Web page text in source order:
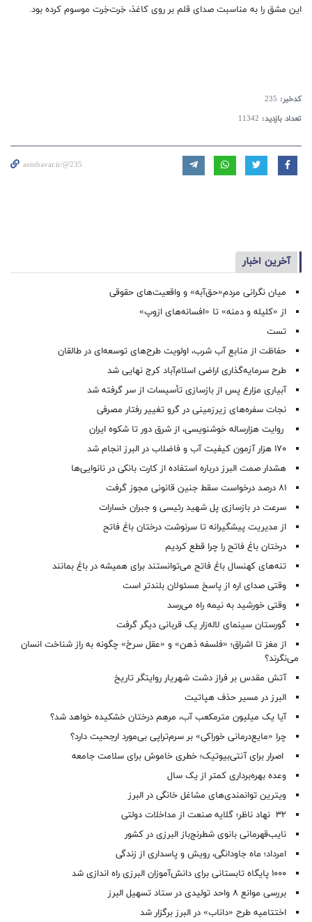
این مشق را به مناسبت صدای قلم بر روی کاغذ، خِرت‌خِرت موسوم کرده بود.
کدخبر: 235
تعداد بازدید: 11342
aeinbavar.ir/@235
آخرین اخبار
میان نگرانی مردم«حق‌آبه» و واقعیت‌های حقوقی
از «کلیله و دمنه» تا «افسانه‌های ازوپ»
تست
حفاظت از منابع آب شرب، اولویت طرح‌های توسعه‌ای در طالقان
طرح سرمایه‌گذاری اراضی اسلام‌آباد کرج نهایی شد
آبیاری مزارع پس از بازسازی تأسیسات از سر گرفته شد
نجات سفره‌های زیرزمینی در گرو تغییر رفتار مصرفی
روایت هزارساله خوشنویسی، از شرق دور تا شکوه ایران
۱۷۰ هزار آزمون کیفیت آب و فاضلاب در البرز انجام شد
هشدار صمت البرز درباره استفاده از کارت بانکی در نانوایی‌ها
۸۱ درصد درخواست‌ سقط جنین قانونی مجوز گرفت
سرعت در بازسازی پل شهید رئیسی و جبران خسارات
از مدیریت پیشگیرانه تا سرنوشت درختان باغ فاتح
درختان باغ فاتح را چرا قطع کردیم
تنه‌های کهنسال باغ فاتح می‌توانستند برای همیشه در باغ بمانند
وقتی صدای اره از پاسخ مسئولان بلندتر است
وقتی خورشید به نیمه راه می‌رسد
گورستان سینمای لاله‌زار یک قربانی دیگر گرفت
از مغز تا اشراق؛ «فلسفه ذهن» و «عقل سرخ» چگونه به راز شناخت انسان
می‌نگرند؟
آتش مقدس بر فراز دشت شهریار روایتگر تاریخ
البرز در مسیر حذف هپاتیت
آیا یک میلیون مترمکعب آب، مرهم درختان خشکیده خواهد شد؟
چرا «مایع‌درمانی خوراکی» بر سرم‌تراپی بی‌مورد ارجحیت دارد؟
اصرار برای آنتی‌بیوتیک؛ خطری خاموش برای سلامت جامعه
وعده بهره‌برداری کمتر از یک سال
ویترین توانمندی‌های مشاغل خانگی در البرز
۳۲ نهاد ناظر؛ گلایه صنعت از مداخلات دولتی
نایب‌قهرمانی بانوی شطرنج‌باز البرزی در کشور
امرداد؛ ماه جاودانگی، رویش و پاسداری از زندگی
۱۰۰۰ پایگاه تابستانی برای دانش‌آموزان البرزی راه اندازی شد
بررسی موانع ۸ واحد تولیدی در ستاد تسهیل البرز
اختتامیه طرح «داناب» در البرز برگزار شد